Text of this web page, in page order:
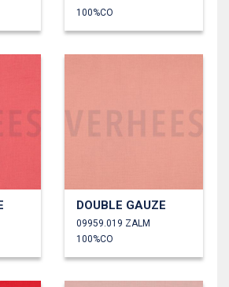
100%CO
DOUBLE GAUZE
09959.019 ZALM
100%CO